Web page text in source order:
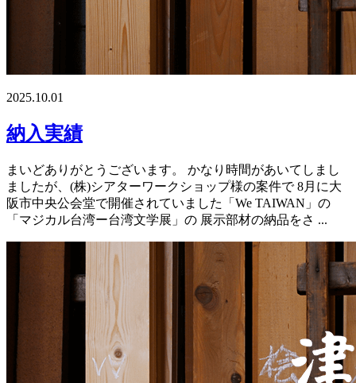
2025.10.01
納入実績
まいどありがとうございます。 かなり時間があいてしまし
ましたが、(株)シアターワークショップ様の案件で 8月に大
阪市中央公会堂で開催されていました「We TAIWAN」の
「マジカル台湾ー台湾文学展」の 展示部材の納品をさ ...